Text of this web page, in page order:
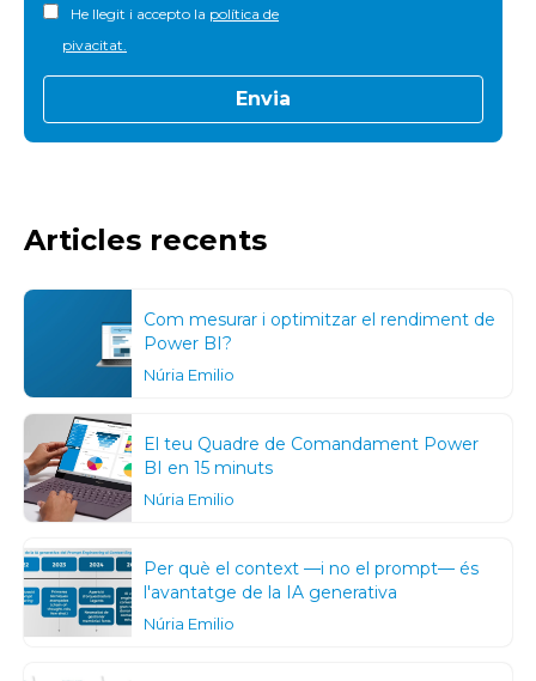
He llegit i accepto la política de
pivacitat.
Articles recents
Com mesurar i optimitzar el rendiment de
Power BI?
Núria Emilio
El teu Quadre de Comandament Power
BI en 15 minuts
Núria Emilio
Per què el context —i no el prompt— és
l'avantatge de la IA generativa
Núria Emilio